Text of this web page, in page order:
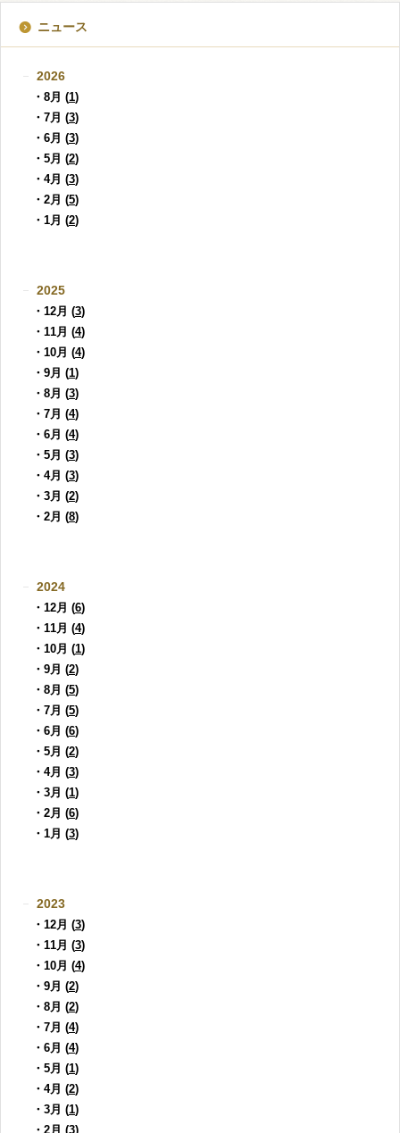
ニュース
2026
・8月 (1)
・7月 (3)
・6月 (3)
・5月 (2)
・4月 (3)
・2月 (5)
・1月 (2)
2025
・12月 (3)
・11月 (4)
・10月 (4)
・9月 (1)
・8月 (3)
・7月 (4)
・6月 (4)
・5月 (3)
・4月 (3)
・3月 (2)
・2月 (8)
2024
・12月 (6)
・11月 (4)
・10月 (1)
・9月 (2)
・8月 (5)
・7月 (5)
・6月 (6)
・5月 (2)
・4月 (3)
・3月 (1)
・2月 (6)
・1月 (3)
2023
・12月 (3)
・11月 (3)
・10月 (4)
・9月 (2)
・8月 (2)
・7月 (4)
・6月 (4)
・5月 (1)
・4月 (2)
・3月 (1)
・2月 (3)